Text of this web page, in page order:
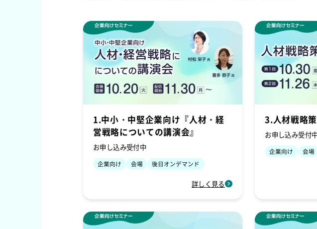
1.中小・中堅企業向け『人材・経
営戦略についての講演会』
お申し込み受付中
企業向け 会場 後日オンデマンド
詳しく見る
3.人材戦略
お申し込み受付
企業向け 会場